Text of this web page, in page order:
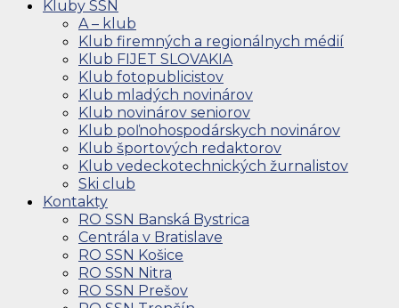
Kluby SSN
A – klub
Klub firemných a regionálnych médií
Klub FIJET SLOVAKIA
Klub fotopublicistov
Klub mladých novinárov
Klub novinárov seniorov
Klub poľnohospodárskych novinárov
Klub športových redaktorov
Klub vedeckotechnických žurnalistov
Ski club
Kontakty
RO SSN Banská Bystrica
Centrála v Bratislave
RO SSN Košice
RO SSN Nitra
RO SSN Prešov